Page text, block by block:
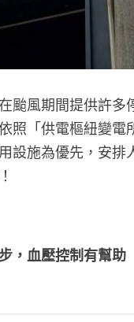
颱風期間提供許
照「供電樞紐變
設施為優先，安
，血壓控制有幫助